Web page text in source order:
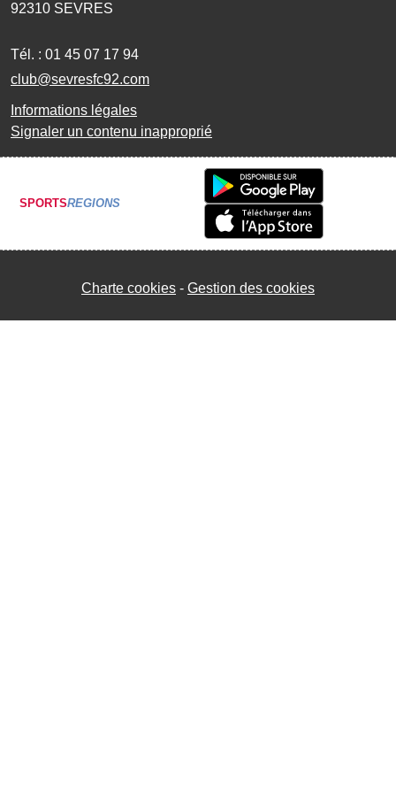
92310 SEVRES
Tél. : 01 45 07 17 94
club@sevresfc92.com
Informations légales
Signaler un contenu inapproprié
SPORTSREGIONS
Charte cookies Gestion des cookies